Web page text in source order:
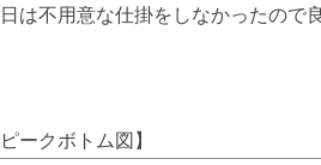
は不用意な仕掛をしなかったので
ピークボトム図】